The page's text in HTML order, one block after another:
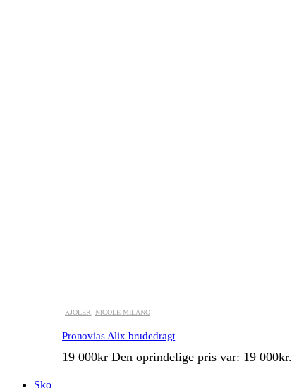
KJOLER NICOLE MILANO
Pronovias Alix brudedragt
19 000kr Den oprindelige pris var: 19 000kr.
Sko